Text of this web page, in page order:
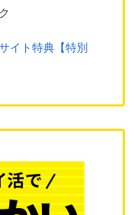
イト特典【特別